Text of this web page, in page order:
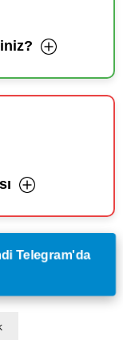
Telegram'da